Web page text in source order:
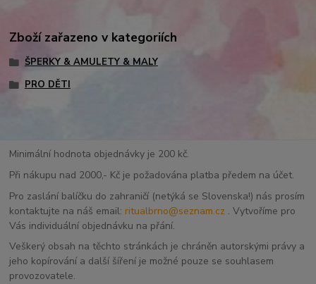
Zboží zařazeno v kategoriích
ŠPERKY & AMULETY & MALY
PRO DĚTI
Minimální hodnota objednávky je 200 kč.
Při nákupu nad 2000,- Kč je požadována platba předem na účet.
Pro zaslání balíčku do zahraničí (netýká se Slovenska!) nás prosím
kontaktujte na náš email: ritualbrno@seznam.cz . Vytvoříme pro
Vás individuální objednávku na přání.
Veškerý obsah na těchto stránkách je chráněn autorskými právy a
jeho kopírování a další šíření je možné pouze se souhlasem
provozovatele.